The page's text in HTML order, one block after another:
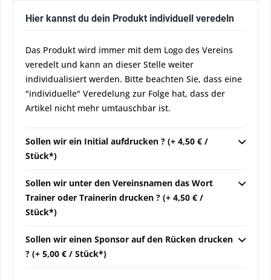
Hier kannst du dein Produkt individuell veredeln
Das Produkt wird immer mit dem Logo des Vereins
veredelt und kann an dieser Stelle weiter
individualisiert werden. Bitte beachten Sie, dass eine
"individuelle" Veredelung zur Folge hat, dass der
Artikel nicht mehr umtauschbar ist.
Sollen wir ein Initial aufdrucken ? (+ 4,50 € /
Stück*)
Sollen wir unter den Vereinsnamen das Wort
Trainer oder Trainerin drucken ? (+ 4,50 € /
Stück*)
Sollen wir einen Sponsor auf den Rücken drucken
? (+ 5,00 € / Stück*)